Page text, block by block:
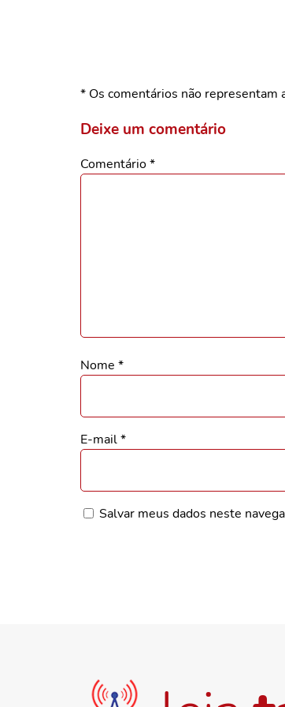
* Os comentários não representam
Deixe um comentário
Comentário*
Nome *
E-mail*
Salvar meus dados neste